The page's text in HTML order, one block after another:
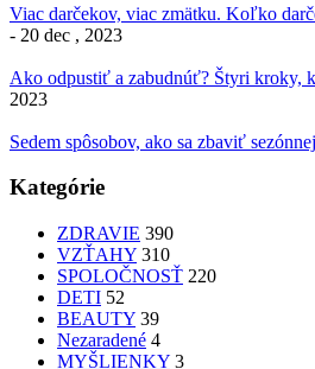
Viac darčekov, viac zmätku. Koľko
- 20 dec , 2023
Ako odpustiť a zabudnúť? Štyri kroky,
2023
Sedem spôsobov, ako sa zbaviť
Kategórie
ZDRAVIE 390
VZŤAHY 310
SPOLOČNOSŤ 220
DETI 52
BEAUTY 39
Nezaradené 4
MYŠLIENKY 3